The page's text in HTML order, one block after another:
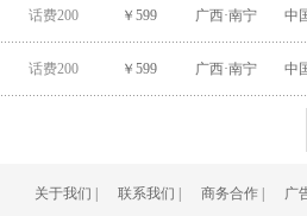
话费200 ￥599 广西·南宁 中
话费200 ￥599 广西·南宁 中
关于我们 联系我们 商务合作| 广